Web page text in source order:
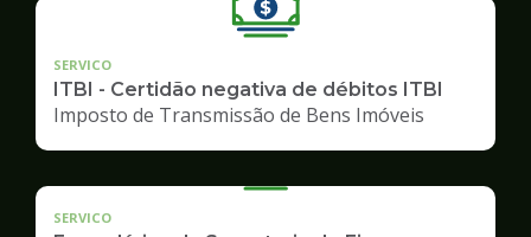
SERVICO
ITBI - Certidão negativa de débitos ITBI
Imposto de Transmissão de Bens Imóveis
SERVICO